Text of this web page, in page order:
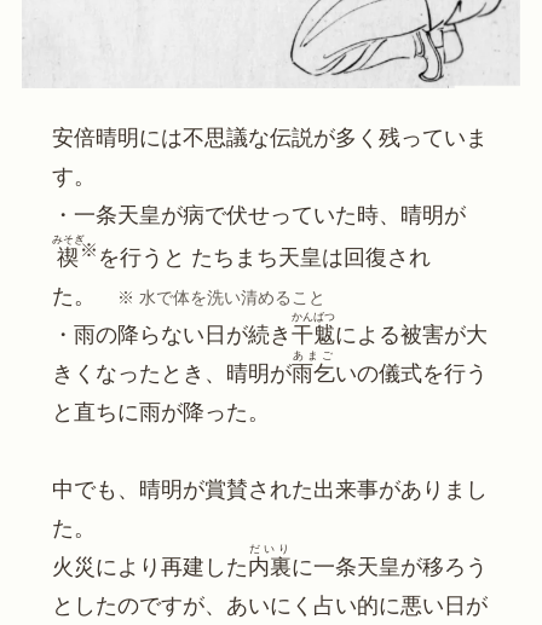
安倍晴明には不思議な伝説が多く残っていま
す。
・一条天皇が病で伏せっていた時、晴明が
禊
みそぎ※ を行うと たちまち天皇は回復され
た。
※ 水で体を洗い清めること
・雨の降らない日が続き 干魃
かんばつ
による被害が大
きくなったとき、晴明が雨乞
あまご
いの儀式を行う
と直ちに雨が降った。
中でも、晴明が賞賛された出来事がありまし
た。
火災により再建した内裏
だいり
に一条天皇が移ろう
としたのですが、あいにく占い的に悪い日が